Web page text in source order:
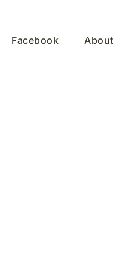
Facebook
About